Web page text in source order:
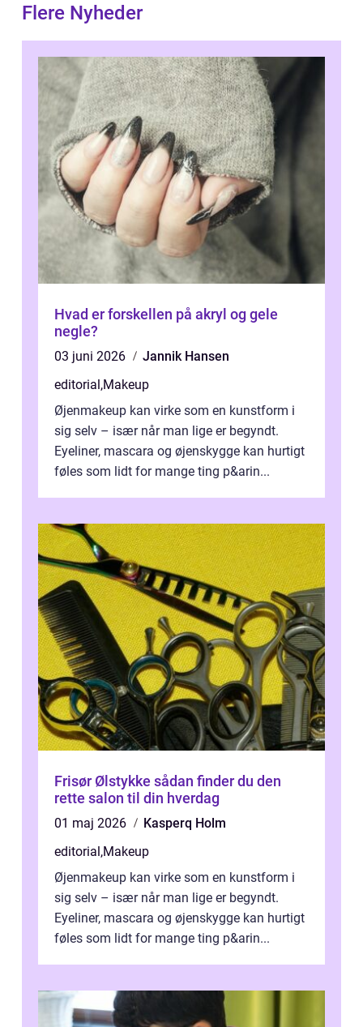
Flere Nyheder
Hvad er forskellen på akryl og gele
negle?
03 juni 2026
Jannik Hansen
editorial,Makeup
Øjenmakeup kan virke som en kunstform i
sig selv – især når man lige er begyndt.
Eyeliner, mascara og øjenskygge kan hurtigt
føles som lidt for mange ting p&arin...
Frisør Ølstykke sådan finder du den
rette salon til din hverdag
01 maj 2026
Kasperq Holm
editorial,Makeup
Øjenmakeup kan virke som en kunstform i
sig selv – især når man lige er begyndt.
Eyeliner, mascara og øjenskygge kan hurtigt
føles som lidt for mange ting p&arin...